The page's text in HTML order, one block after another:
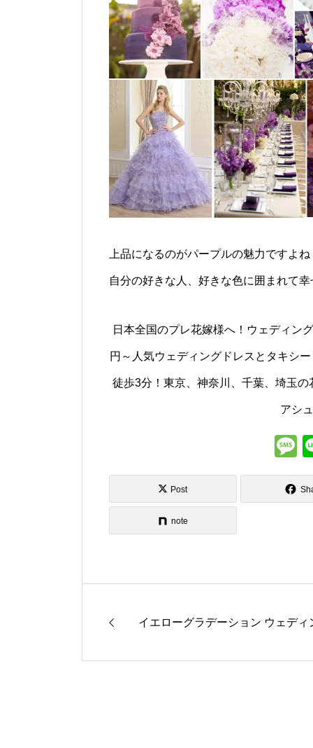
上品になるのがパープルの魅力ですよね
自分の好きな人、好きな色に囲まれて
日本全国のプレ花嫁様へ！ウェディン
円～人気ウェディングドレスとタキシ
徒歩3分！東京、神奈川、千葉、埼玉
アシ
Post
note
イエローグラデーション ウェディ